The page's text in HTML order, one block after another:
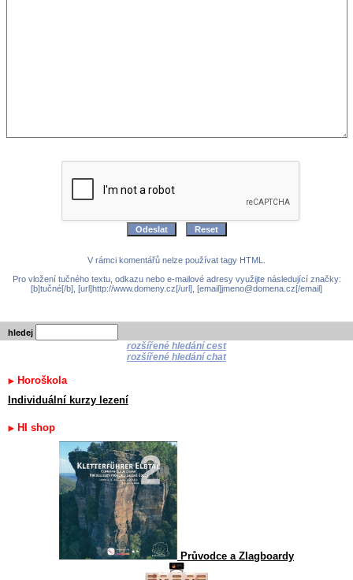
V rámci komentářů nelze používat tagy HTML.
Pro vložení tučného textu, odkazu nebo e-mailové adresy využijte následující značky:
[b]tučné[/b], [url]http://www.domeny.cz[/url], [email]jmeno@domena.cz[/email]
hledej
rozšířené hledání cest
rozšířené hledání chat
Horoškola
Individuální kurzy lezení
HI shop
Průvodce a Zlagboardy